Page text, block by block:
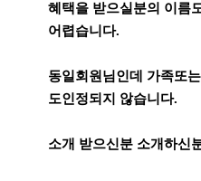
혜택을 받으실분의 이름
어렵습니다.
동일회원님인데 가족또
도인정되지 않습니다.
소개 받으신분 소개하신